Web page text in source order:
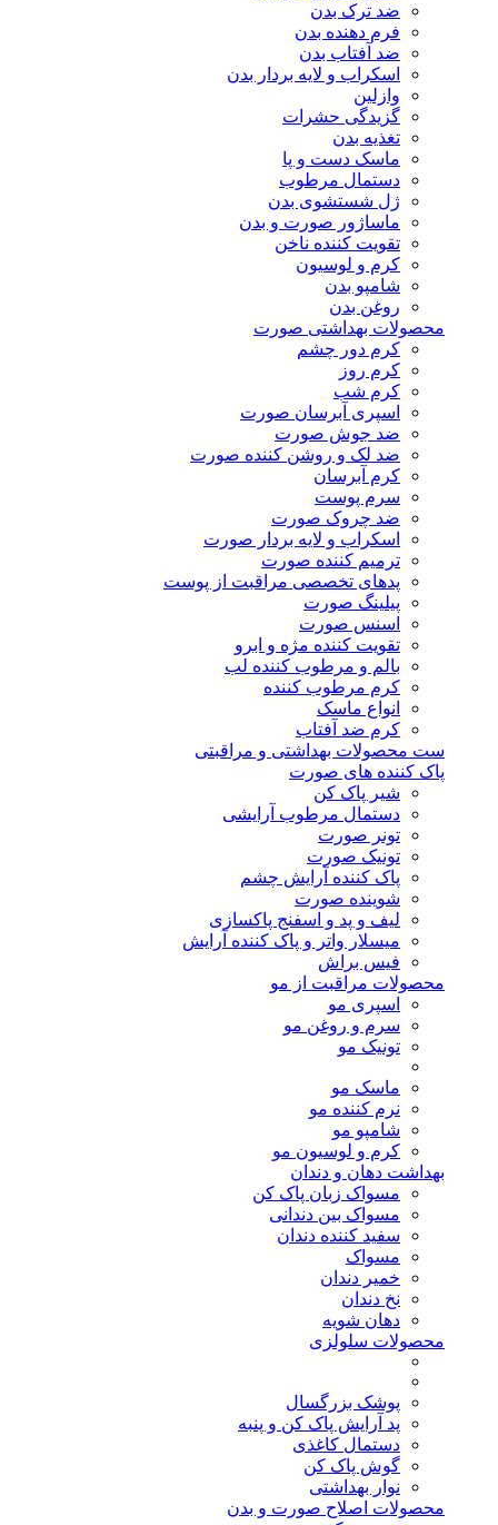
ضد ترک بدن
فرم دهنده بدن
ضد آفتاب بدن
اسکراب و لایه بردار بدن
وازلین
گزیدگی حشرات
تغذیه بدن
ماسک دست و پا
دستمال مرطوب
ژل شستشوی بدن
ماساژور صورت و بدن
تقویت کننده ناخن
کرم و لوسیون
شامپو بدن
روغن بدن
محصولات بهداشتی صورت
کرم دور چشم
کرم روز
کرم شب
اسپری آبرسان صورت
ضد جوش صورت
ضد لک و روشن کننده صورت
کرم آبرسان
سرم پوست
ضد چروک صورت
اسکراب و لایه بردار صورت
ترمیم کننده صورت
پدهای تخصصی مراقبت از پوست
پیلینگ صورت
اسنس صورت
تقویت کننده مژه و ابرو
بالم و مرطوب کننده لب
کرم مرطوب کننده
انواع ماسک
کرم ضد آفتاب
ست محصولات بهداشتی و مراقبتی
پاک کننده های صورت
شیر پاک کن
دستمال مرطوب آرایشی
تونر صورت
تونیک صورت
پاک کننده آرایش چشم
شوینده صورت
لیف و پد و اسفنج پاکسازی
میسلار واتر و پاک کننده آرایش
فیس براش
محصولات مراقبت از مو
اسپری مو
سرم و روغن مو
تونیک مو
ماسک مو
نرم کننده مو
شامپو مو
کرم و لوسیون مو
بهداشت دهان و دندان
مسواک زبان پاک کن
مسواک بین دندانی
سفید کننده دندان
مسواک
خمیر دندان
نخ دندان
دهان شویه
محصولات سلولزی
پوشک بزرگسال
پد آرایش پاک کن و پنبه
دستمال کاغذی
گوش پاک کن
نوار بهداشتی
محصولات اصلاح صورت و بدن